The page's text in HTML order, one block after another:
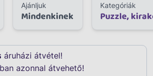
Ajánljuk
Mindenkinek
Kategóriák
Puzzle,
áruházi átvétel!
azonnal átvehető!